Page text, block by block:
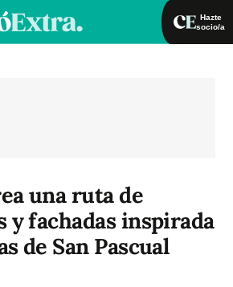
Hazte
socio/a
una ruta de
y fachadas inspirada
de San Pascual